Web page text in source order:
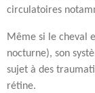
circulatoires
Même si le cheval
nocturne), son
sujet à des
rétine.